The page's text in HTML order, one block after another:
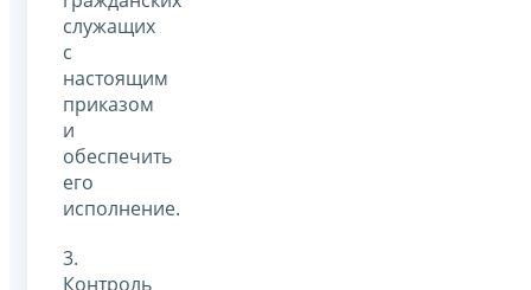
служащих
с
настоящим
приказом
и
обеспечить
его
исполнение.
3.
Контроль